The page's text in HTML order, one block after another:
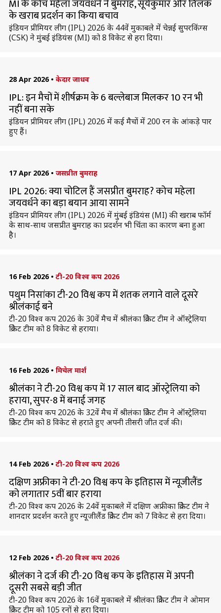
MI के कोच महेला जयवर्धने ने बुमराह, सूर्यकुमार और तिलक
के खराब प्रदर्शन का किया बचाव
इंडियन प्रीमियर लीग (IPL) 2026 के 44वें मुकाबले में चेन्नई सुपरकिंग्स
(CSK) ने मुंबई इंडियंस (MI) को 8 विकेट से हरा दिया।
28 Apr 2026 • केदार जाधव
IPL: इन मैचों में शीर्षक्रम के 6 बल्लेबाज मिलकर 10 रन भी
नहीं बना सके
इंडियन प्रीमियर लीग (IPL) 2026 में कई मैचों में 200 रन के आंकड़े पार
हुए हैं।
17 Apr 2026 • जसप्रीत बुमराह
IPL 2026: क्या चोटिल हैं जसप्रीत बुमराह? कोच महेला
जयवर्धने का बड़ा बयान आया सामने
इंडियन प्रीमियर लीग (IPL) 2026 में मुंबई इंडियंस (MI) की खराब फॉर्म
के साथ-साथ जसप्रीत बुमराह का प्रदर्शन भी चिंता का कारण बना हुआ
है।
16 Feb 2026 • टी-20 विश्व कप 2026
पथुम निसांका टी-20 विश्व कप में शतक लगाने वाले दूसरे
श्रीलंकाई बने
टी-20 विश्व कप 2026 के 30वें मैच में श्रीलंका क्रिकेट टीम ने ऑस्ट्रेलिया
क्रिकेट टीम को 8 विकेट से हराया।
16 Feb 2026 • मिचेल मार्श
श्रीलंका ने टी-20 विश्व कप में 17 साल बाद ऑस्ट्रेलिया को
हराया, सुपर-8 में बनाई जगह
टी-20 विश्व कप 2026 के 32वें मैच में श्रीलंका क्रिकेट टीम ने ऑस्ट्रेलिया
क्रिकेट टीम को 8 विकेट से हराते हुए अपनी तीसरी जीत दर्ज की।
14 Feb 2026 • टी-20 विश्व कप 2026
दक्षिण अफ्रीका ने टी-20 विश्व कप के इतिहास में न्यूजीलैंड
को लगातार 5वीं बार हराया
टी-20 विश्व कप 2026 के 24वें मुकाबले में दक्षिण अफ्रीका क्रिकेट टीम ने
शानदार प्रदर्शन करते हुए न्यूजीलैंड क्रिकेट टीम को 7 विकेट से हरा दिया।
12 Feb 2026 • टी-20 विश्व कप 2026
श्रीलंका ने दर्ज की टी-20 विश्व कप के इतिहास में अपनी
दूसरी सबसे बड़ी जीत
टी-20 विश्व कप 2026 के 16वें मुकाबले में श्रीलंका क्रिकेट टीम ने ओमान
क्रिकेट टीम को 105 रनों से हरा दिया।